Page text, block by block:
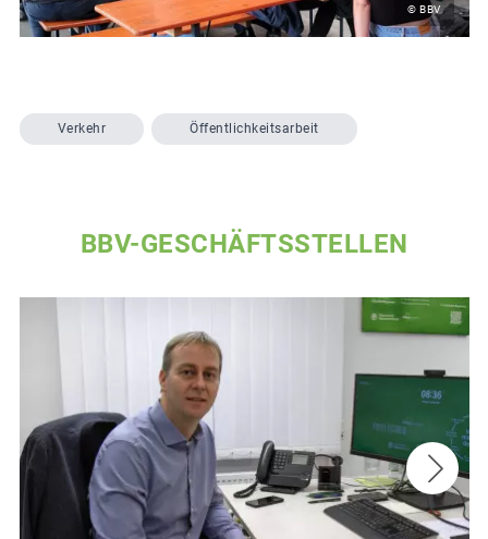
© BBV
Verkehr Öffentlichkeitsarbeit
BBV-GESCHÄFTSSTELLEN